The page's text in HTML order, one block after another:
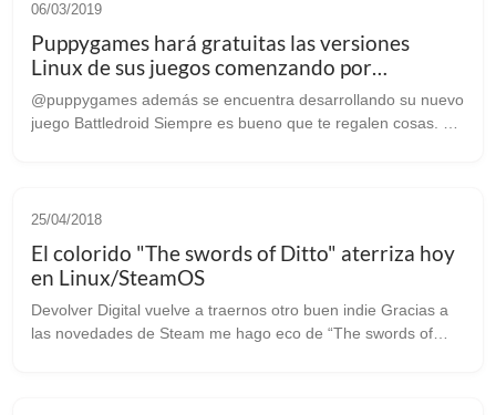
06/03/2019
Puppygames hará gratuitas las versiones
Linux de sus juegos comenzando por
Basingstoke
@puppygames además se encuentra desarrollando su nuevo
juego Battledroid Siempre es bueno que te regalen cosas. Y
25/04/2018
El colorido "The swords of Ditto" aterriza hoy
en Linux/SteamOS
Devolver Digital vuelve a traernos otro buen indie Gracias a
las novedades de Steam me hago eco de “The swords of